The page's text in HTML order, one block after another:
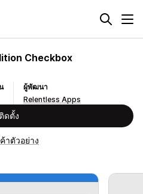
Checkbox
ผู้พัฒนา
Relentless Apps
ติดตั้ง
าตัวอย่าง